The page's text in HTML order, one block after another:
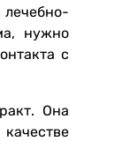
нужно
с
Она